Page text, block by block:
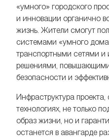
«умного» городского
и инновации органично
жизнь. Жители смогут
системами «умного
транспортными сетями и
решениями, повышающими
безопасности и
Инфраструктура
технологиях, не только
образ жизни, но и
останется в авангарде